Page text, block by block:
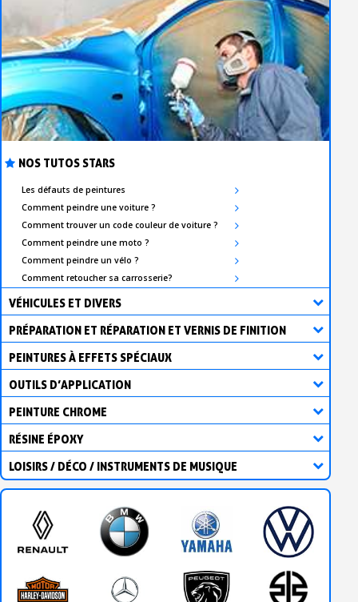
NOS TUTOS STARS
Les défauts de peintures
Comment peindre une voiture ?
Comment trouver un code couleur de voiture ?
Comment peindre une moto ?
Comment peindre un vélo ?
Comment retoucher sa carrosserie?
VÉHICULES ET DIVERS
PRÉPARATION ET RÉPARATION ET VERNIS DE FINITION
PEINTURES À EFFETS SPÉCIAUX
OUTILS D’APPLICATION
PEINTURE CHROME
RÉSINE ÉPOXY
LOISIRS / DÉCO / INSTRUMENTS DE MUSIQUE